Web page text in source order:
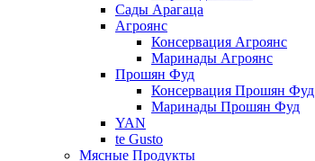
Сады Арагаца
Агроянс
Консервация Агроянс
Маринады Агроянс
Прошян Фуд
Консервация Прошян Фуд
Маринады Прошян Фуд
YAN
te Gusto
Мясные Продукты